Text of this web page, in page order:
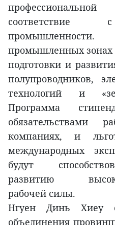
соответствие
промышленных зонах
подготовки и
полупроводников,
технологий и
Программа
обязательствами
компаниях, и
международных
будут
развитию
рабочей силы.
Нгуен Динь Хиеу
объединения